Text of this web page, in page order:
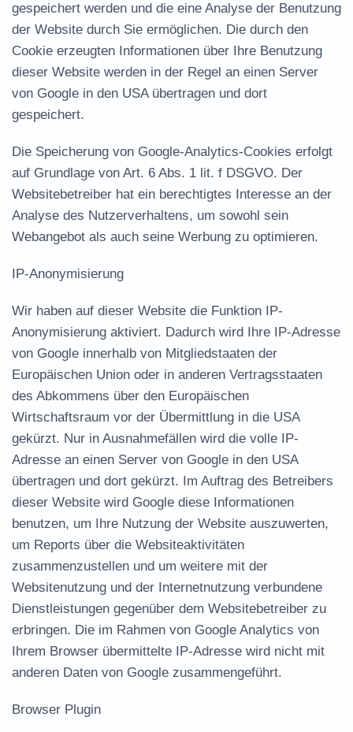
gespeichert werden und die eine Analyse der Benutzung
der Website durch Sie ermöglichen. Die durch den
Cookie erzeugten Informationen über Ihre Benutzung
dieser Website werden in der Regel an einen Server
von Google in den USA übertragen und dort
gespeichert.
Die Speicherung von Google-Analytics-Cookies erfolgt
auf Grundlage von Art. 6 Abs. 1 lit. f DSGVO. Der
Websitebetreiber hat ein berechtigtes Interesse an der
Analyse des Nutzerverhaltens, um sowohl sein
Webangebot als auch seine Werbung zu optimieren.
IP-Anonymisierung
Wir haben auf dieser Website die Funktion IP-
Anonymisierung aktiviert. Dadurch wird Ihre IP-Adresse
von Google innerhalb von Mitgliedstaaten der
Europäischen Union oder in anderen Vertragsstaaten
des Abkommens über den Europäischen
Wirtschaftsraum vor der Übermittlung in die USA
gekürzt. Nur in Ausnahmefällen wird die volle IP-
Adresse an einen Server von Google in den USA
übertragen und dort gekürzt. Im Auftrag des Betreibers
dieser Website wird Google diese Informationen
benutzen, um Ihre Nutzung der Website auszuwerten,
um Reports über die Websiteaktivitäten
zusammenzustellen und um weitere mit der
Websitenutzung und der Internetnutzung verbundene
Dienstleistungen gegenüber dem Websitebetreiber zu
erbringen. Die im Rahmen von Google Analytics von
Ihrem Browser übermittelte IP-Adresse wird nicht mit
anderen Daten von Google zusammengeführt.
Browser Plugin